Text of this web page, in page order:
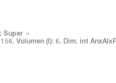
Super
Volumen (l): 6. Dim. int